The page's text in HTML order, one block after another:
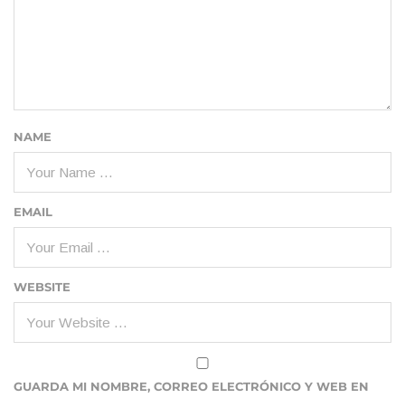
NAME
EMAIL
WEBSITE
GUARDA MI NOMBRE, CORREO ELECTRÓNICO Y WEB EN